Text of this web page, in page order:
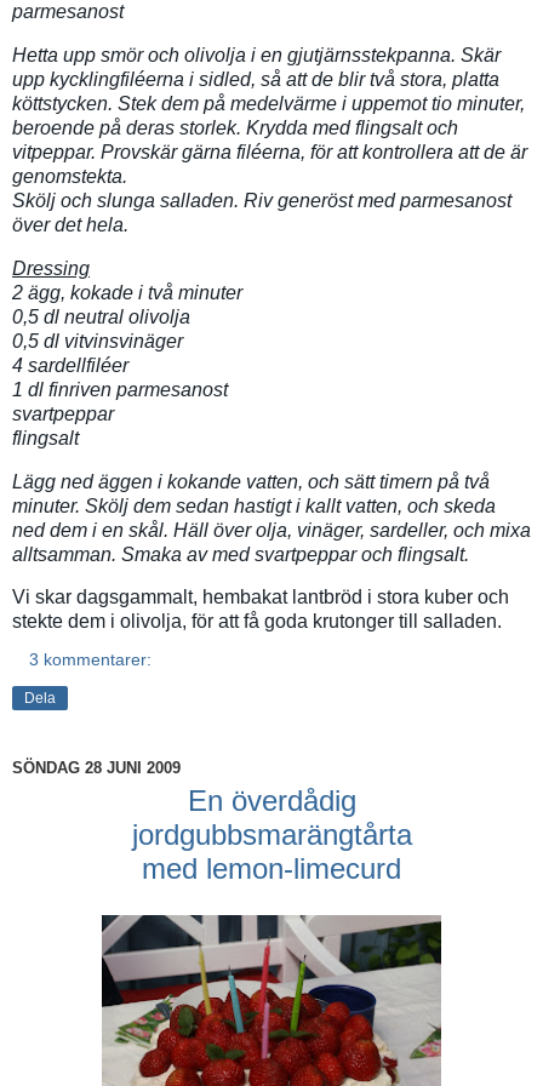
parmesanost
Hetta upp smör och olivolja i en gjutjärnsstekpanna. Skär
upp kycklingfiléerna i sidled, så att de blir två stora, platta
köttstycken. Stek dem på medelvärme i uppemot tio minuter,
beroende på deras storlek. Krydda med flingsalt och
vitpeppar. Provskär gärna filéerna, för att kontrollera att de är
genomstekta.
Skölj och slunga salladen. Riv generöst med parmesanost
över det hela.
Dressing
2 ägg, kokade i två minuter
0,5 dl neutral olivolja
0,5 dl vitvinsvinäger
4 sardellfiléer
1 dl finriven parmesanost
svartpeppar
flingsalt
Lägg ned äggen i kokande vatten, och sätt timern på två
minuter. Skölj dem sedan hastigt i kallt vatten, och skeda
ned dem i en skål. Häll över olja, vinäger, sardeller, och mixa
alltsamman. Smaka av med svartpeppar och flingsalt.
Vi skar dagsgammalt, hembakat lantbröd i stora kuber och
stekte dem i olivolja, för att få goda krutonger till salladen.
3 kommentarer:
Dela
SÖNDAG 28 JUNI 2009
En överdådig
jordgubbsmarängtårta
med lemon-limecurd